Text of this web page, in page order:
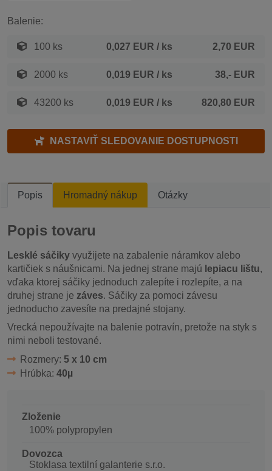
Balenie:
100 ks 0,027 EUR / ks 2,70 EUR
2000 ks 0,019 EUR / ks 38,- EUR
43200 ks 0,019 EUR / ks 820,80 EUR
NASTAVIŤ SLEDOVANIE DOSTUPNOSTI
Popis Hromadný nákup Otázky
Popis tovaru
Lesklé sáčiky využijete na zabalenie náramkov alebo
kartičiek s náušnicami. Na jednej strane majú lepiacu lištu,
vďaka ktorej sáčiky jednoduch zalepíte i rozlepíte, a na
druhej strane je záves. Sáčiky za pomoci závesu
jednoducho zavesíte na predajné stojany.
Vrecká nepoužívajte na balenie potravín, pretože na styk s
nimi neboli testované.
Rozmery: 5 x 10 cm
Hrúbka: 40µ
Zloženie
100% polypropylen
Dovozca
Stoklasa textilní galanterie s.r.o.